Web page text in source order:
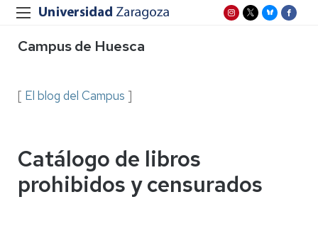
Campus de Huesca
[ El blog del Campus ]
Catálogo de libros
prohibidos y censurados